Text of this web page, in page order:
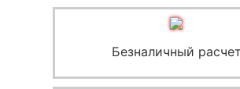
Безналичный расчет